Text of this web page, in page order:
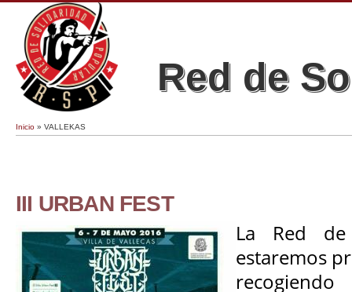
Red de
Se encuentra usted aquí
Inicio » VALLEKAS
III URBAN FEST
La Red de
estaremos